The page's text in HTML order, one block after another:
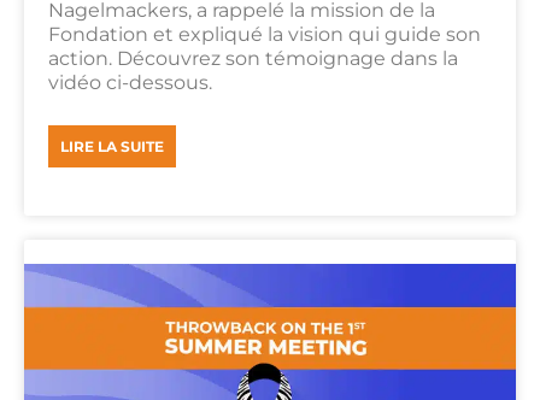
Nagelmackers, a rappelé la mission de la
Fondation et expliqué la vision qui guide son
action. Découvrez son témoignage dans la
vidéo ci-dessous.
LIRE LA SUITE